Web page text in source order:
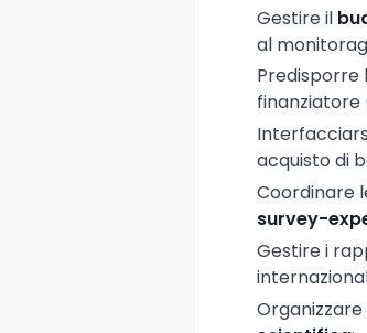
Gestire il
al
Predisporre
finanziatore
acquisto di
Coordinare
survey-
Gestire i